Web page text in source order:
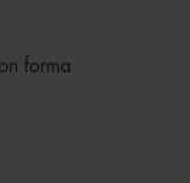
forma